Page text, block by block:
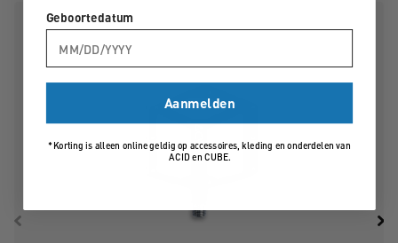
solide Newmen Beskar 30-wielen met rond de velgen een paar
gripvaste Schwalbe-banden, met voor een Magic Mary en achter
een Big Betty. Praktische afmaker is een vanaf het stuur
Performance Line CX en CX-R motoren. Deze update geldt voor de
Nm.
Geboortedatum
Aanmelden
*Korting is alleen online geldig op accessoires, kleding en onderdelen van
ACID en CUBE.